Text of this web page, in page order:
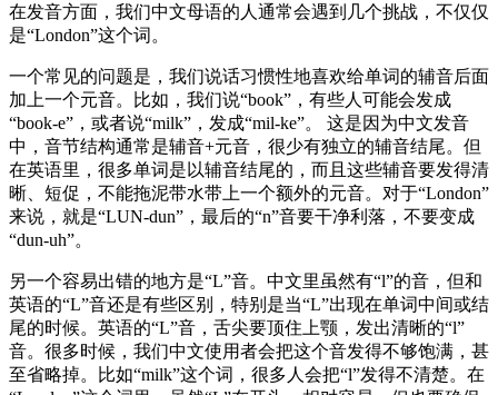
在发音方面，我们中文母语的人通常会遇到几个挑战，不仅仅
是“London”这个词。
一个常见的问题是，我们说话习惯性地喜欢给单词的辅音后面
加上一个元音。比如，我们说“book”，有些人可能会发成
“book-e”，或者说“milk”，发成“mil-ke”。 这是因为中文发音
中，音节结构通常是辅音+元音，很少有独立的辅音结尾。但
在英语里，很多单词是以辅音结尾的，而且这些辅音要发得清
晰、短促，不能拖泥带水带上一个额外的元音。对于“London”
来说，就是“LUN-dun”，最后的“n”音要干净利落，不要变成
“dun-uh”。
另一个容易出错的地方是“L”音。中文里虽然有“l”的音，但和
英语的“L”音还是有些区别，特别是当“L”出现在单词中间或结
尾的时候。英语的“L”音，舌尖要顶住上颚，发出清晰的“l”
音。很多时候，我们中文使用者会把这个音发得不够饱满，甚
至省略掉。比如“milk”这个词，很多人会把“l”发得不清楚。在